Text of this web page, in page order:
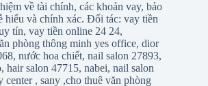
về tài chính, các khoản vay, bảo
hiểu và chính xác. Đối tác: vay tiền
tín, vay tiền online 24 24,
phòng thông minh yes office, dior
, nước hoa chiết, nail salon 27893,
, hair salon 47715, nabei, nail salon
center, sany ,cho thuê văn phòng